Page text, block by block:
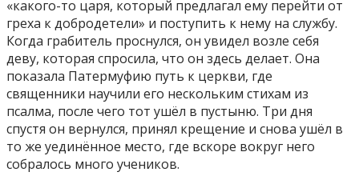
«какого-то царя, который предлагал ему перейти от
греха к добродетели» и поступить к нему на службу.
Когда грабитель проснулся, он увидел возле себя
деву, которая спросила, что он здесь делает. Она
показала Патермуфию путь к церкви, где
священники научили его нескольким стихам из
псалма, после чего тот ушёл в пустыню. Три дня
спустя он вернулся, принял крещение и снова ушёл в
то же уединённое место, где вскоре вокруг него
собралось много учеников.